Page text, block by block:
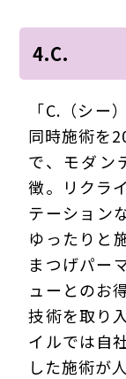
4.C.
「C.（シー
同時施術を
で、モダン
徴。リクラ
テーション
ゆったりと
まつげパー
ューとのお
技術を取り
イルでは自
した施術が